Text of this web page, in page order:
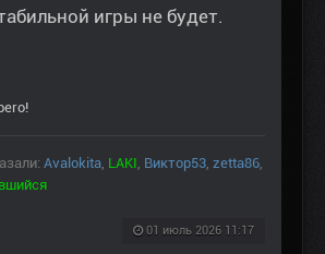
игры не будет.
Avalokita, LAKI, Виктор53, zetta86,
01 июль 2026 11:17